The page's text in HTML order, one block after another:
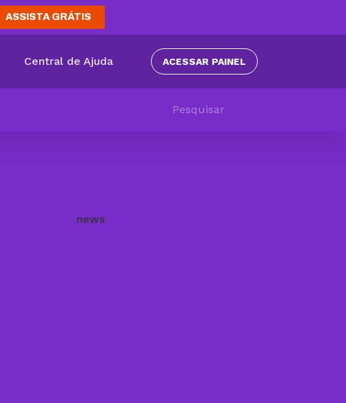
ASSISTA GRÁTIS
Central de Ajuda ACESSAR PAINEL